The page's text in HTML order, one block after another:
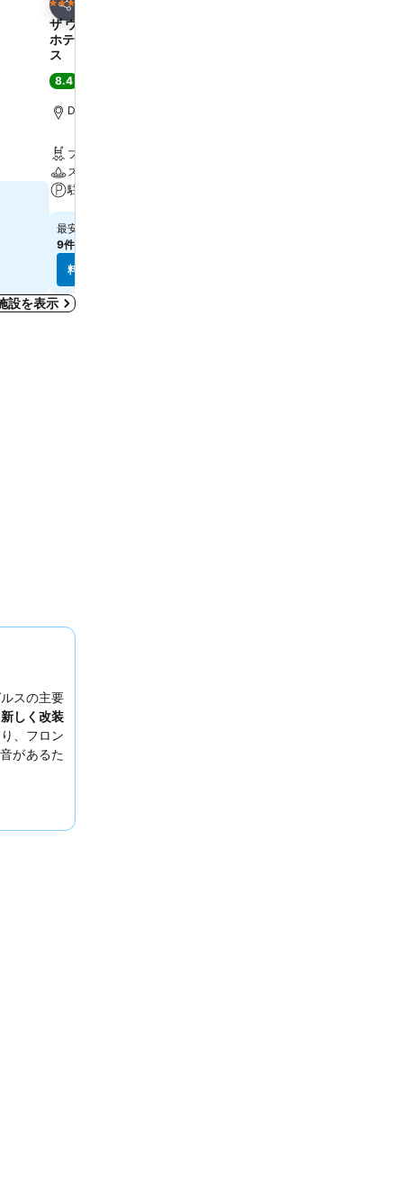
シェア
4 ホテルのランク
ザ ウェスティン ボナヴェントゥル
ホテル アンド スイーツ ロサンゼル
ス
8.4
Dodger Stadiumまで2.7 km
プール
スパ
駐車場
最安値
9件のサイト
料金を表示
設を表示
スの主要
新しく改装
、フロン
があるた